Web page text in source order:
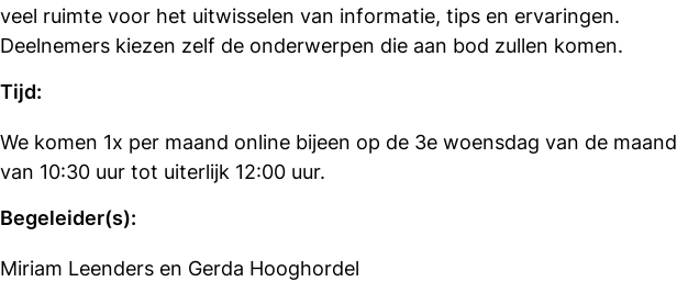
veel ruimte voor het uitwisselen van informatie, tips en ervaringen.
Deelnemers kiezen zelf de onderwerpen die aan bod zullen komen.
Tijd:
We komen 1x per maand online bijeen op de 3e woensdag van de maand
van 10:30 uur tot uiterlijk 12:00 uur.
Begeleider(s):
Miriam Leenders en Gerda Hooghordel